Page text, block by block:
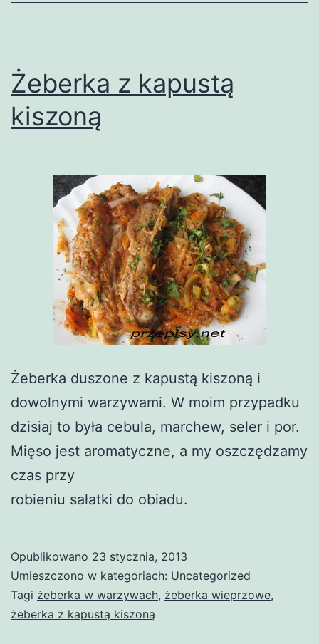
Żeberka z kapustą
kiszoną
Żeberka duszone z kapustą kiszoną i
dowolnymi warzywami. W moim przypadku
dzisiaj to była cebula, marchew, seler i por.
Mięso jest aromatyczne, a my oszczędzamy
czas przy
robieniu sałatki do obiadu.
Opublikowano 23 stycznia, 2013
Umieszczono w kategoriach: Uncategorized
Tagi żeberka w warzywach, żeberka wieprzowe,
żeberka z kapustą kiszoną